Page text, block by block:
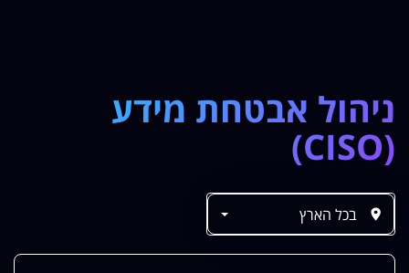
ניהול אבטחת מידע
(CISO)